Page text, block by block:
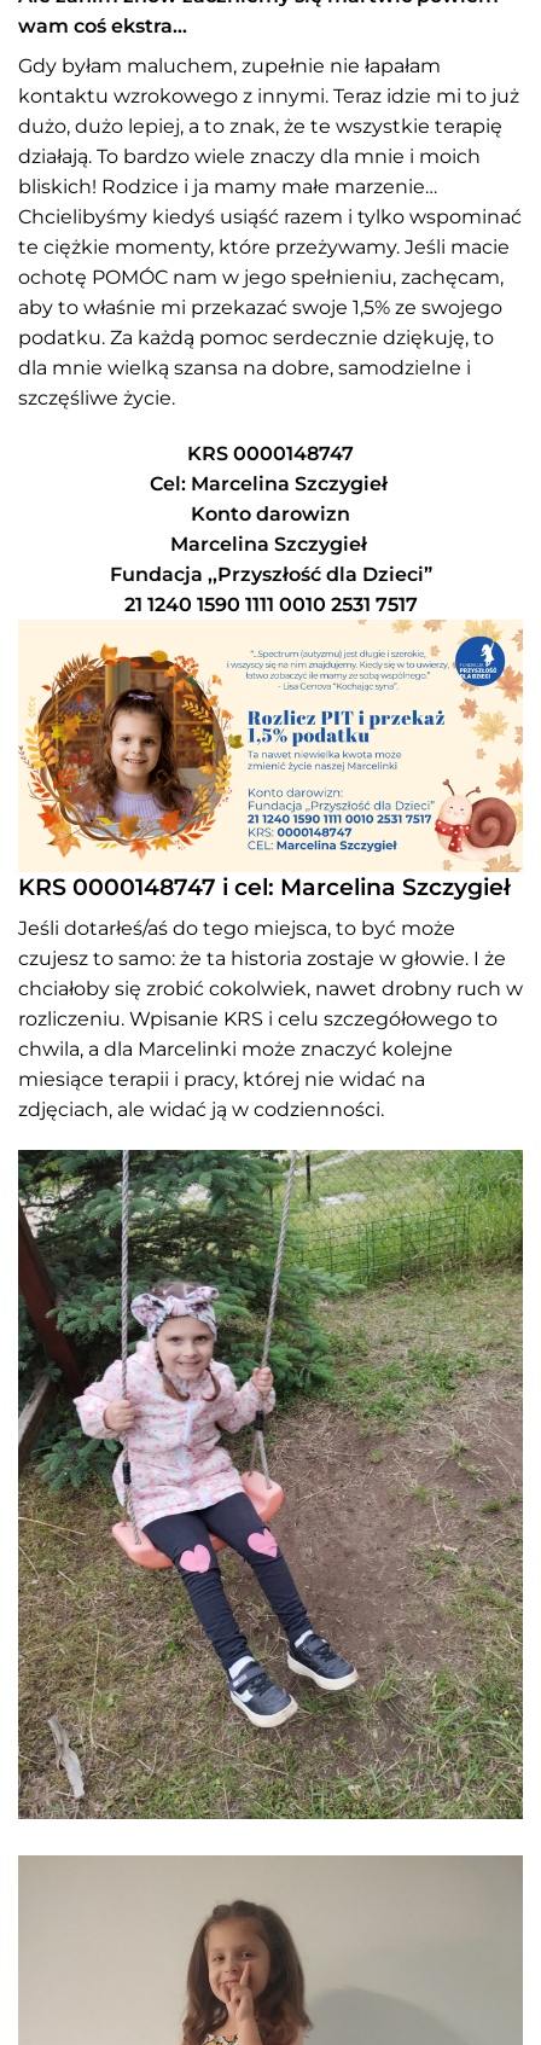
wam coś ekstra…
Gdy byłam maluchem, zupełnie nie łapałam
kontaktu wzrokowego z innymi. Teraz idzie mi to już
dużo, dużo lepiej, a to znak, że te wszystkie terapię
działają. To bardzo wiele znaczy dla mnie i moich
bliskich! Rodzice i ja mamy małe marzenie…
Chcielibyśmy kiedyś usiąść razem i tylko wspominać
te ciężkie momenty, które przeżywamy. Jeśli macie
ochotę POMÓC nam w jego spełnieniu, zachęcam,
aby to właśnie mi przekazać swoje 1,5% ze swojego
podatku. Za każdą pomoc serdecznie dziękuję, to
dla mnie wielką szansa na dobre, samodzielne i
szczęśliwe życie.
KRS 0000148747
Cel: Marcelina Szczygieł
Konto darowizn
Marcelina Szczygieł
Fundacja ,,Przyszłość dla Dzieci”
21 1240 1590 1111 0010 2531 7517
KRS 0000148747 i cel: Marcelina Szczygieł
Jeśli dotarłeś/aś do tego miejsca, to być może
czujesz to samo: że ta historia zostaje w głowie. I że
chciałoby się zrobić cokolwiek, nawet drobny ruch w
rozliczeniu. Wpisanie KRS i celu szczegółowego to
chwila, a dla Marcelinki może znaczyć kolejne
miesiące terapii i pracy, której nie widać na
zdjęciach, ale widać ją w codzienności.